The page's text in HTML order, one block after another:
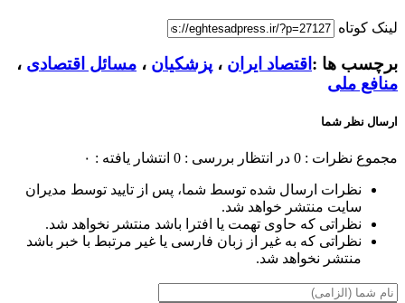
لینک کوتاه
برچسب ها : اقتصاد ایران ، پزشکیان ، مسائل اقتصادی ،
منافع ملی
ارسال نظر شما
مجموع نظرات : 0 در انتظار بررسی : 0 انتشار یافته : ۰
نظرات ارسال شده توسط شما، پس از تایید توسط مدیران
سایت منتشر خواهد شد.
نظراتی که حاوی تهمت یا افترا باشد منتشر نخواهد شد.
نظراتی که به غیر از زبان فارسی یا غیر مرتبط با خبر باشد
منتشر نخواهد شد.